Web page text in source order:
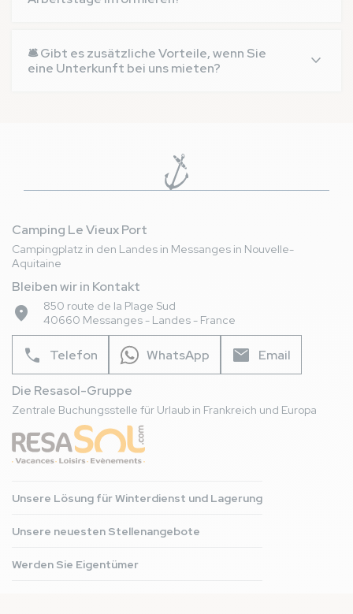
erleichtern, werden in Echtzeit in der RESASOL-App
aktualisiert.
🛎️ Gibt es zusätzliche Vorteile, wenn Sie
eine Unterkunft bei uns mieten?
Camping Le Vieux Port
Campingplatz in den Landes in Messanges in Nouvelle-
Aquitaine
Bleiben wir in Kontakt
place
850 route de la Plage Sud
40660 Messanges - Landes - France
phone Telefon WhatsApp mail Email
Die Resasol-Gruppe
Zentrale Buchungsstelle für Urlaub in Frankreich und Europa
Unsere Lösung für Winterdienst und Lagerung
Unsere neuesten Stellenangebote
Werden Sie Eigentümer